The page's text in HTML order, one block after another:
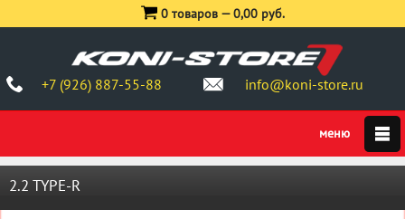
+7 (926) 887-55-88 info@koni-store.ru
0 товаров —0,00 руб.
2.2 TYPE-R